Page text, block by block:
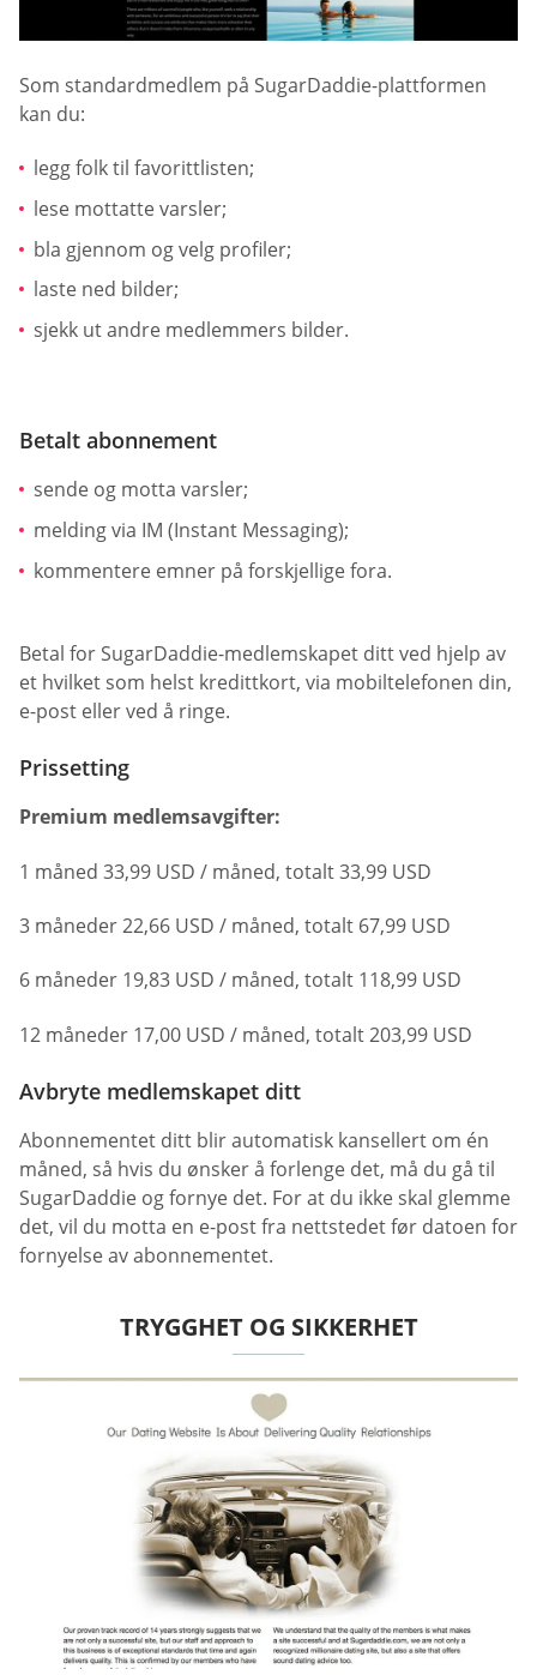
Som standardmedlem på SugarDaddie-plattformen
kan du:
legg folk til favorittlisten;
lese mottatte varsler;
bla gjennom og velg profiler;
laste ned bilder;
sjekk ut andre medlemmers bilder.
Betalt abonnement
sende og motta varsler;
melding via IM (Instant Messaging);
kommentere emner på forskjellige fora.
Betal for SugarDaddie-medlemskapet ditt ved hjelp av
et hvilket som helst kredittkort, via mobiltelefonen din,
e-post eller ved å ringe.
Prissetting
Premium medlemsavgifter:
1 måned 33,99 USD / måned, totalt 33,99 USD
3 måneder 22,66 USD / måned, totalt 67,99 USD
6 måneder 19,83 USD / måned, totalt 118,99 USD
12 måneder 17,00 USD / måned, totalt 203,99 USD
Avbryte medlemskapet ditt
Abonnementet ditt blir automatisk kansellert om én
måned, så hvis du ønsker å forlenge det, må du gå til
SugarDaddie og fornye det. For at du ikke skal glemme
det, vil du motta en e-post fra nettstedet før datoen for
fornyelse av abonnementet.
TRYGGHET OG SIKKERHET